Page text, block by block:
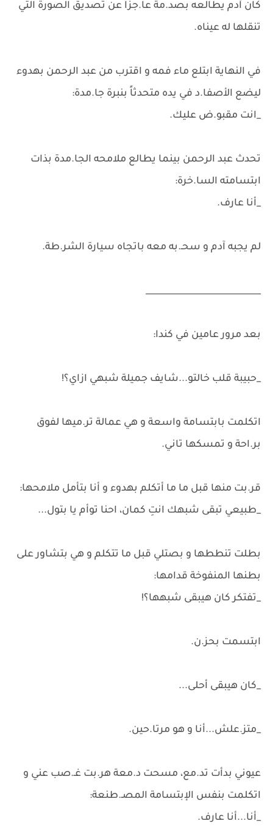
كان آدم يطالعه بصد.مة عا.جزاً عن تصديق الصورة التي
تنقلها له عيناه.
في النهاية ابتلع ماء فمه و اقترب من عبد الرحمن بهدوء
ليضع الأصفا.د في يده متحدثاً بنبرة جا.مدة:
_انت مقبو.ض عليك.
تحدث عبد الرحمن بينما يطالع ملامحه الجا.مدة بذات
ابتسامته السا.خرة:
_أنا عارف.
لم يجبه آدم و سحـ.به معه باتجاه سيارة الشر.طة.
___________________________
بعد مرور عامين في كندا:
_حبيبة قلب خالتو...شايف جميلة شبهي ازاي؟!
اتكلمت بابتسامة واسعة و هي عمالة تر.ميها لفوق
بر.احة و تمسكها تاني.
قر.بت منها قبل ما ما أتكلم بهدوء و أنا بتأمل ملامحها:
_طبيعي تبقى شبهك انتِ كمان، احنا توأم يا بتول...
بطلت تنططها و بصتلي قبل ما تتكلم و هي بتشاور على
بطنها المنفوخة قدامها:
_تفتكر كان هيبقى شبهها؟!
ابتسمت بحز.ن.
_كان هيبقى أحلى...
_متز.علش...أنا و هو مرتا.حين.
عيوني بدأت تد.مع، مسحت د.معة هر.بت غـ.صب عني و
اتكلمت بنفس الإبتسامة المصـ.طنعة:
_أنا...أنا عارف.